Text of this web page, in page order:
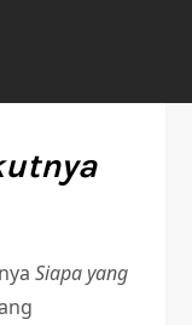
Siapa yang